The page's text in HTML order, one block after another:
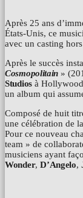
Après 25 ans
États-Unis, ce
avec un casting
Après le succès
Cosmopolitain »
Studiosà
un album qui
Composé de huit
une célébration de
Pour ce nouveau
team » de
musiciens ayant
Wonder,D’Angelo,